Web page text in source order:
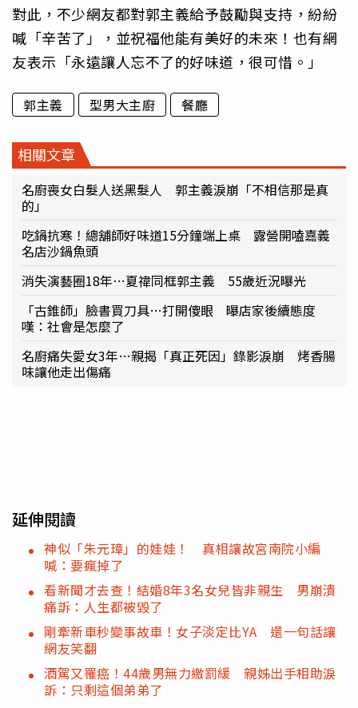
對此，不少網友都對郭主義給予鼓勵與支持，紛紛
喊「辛苦了」，並祝福他能有美好的未來！也有網
友表示「永遠讓人忘不了的好味道，很可惜。」
郭主義 型男大主廚 餐廳
相關文章
名廚喪女白髮人送黑髮人 郭主義淚崩「不相信那是真
的」
吃鍋抗寒！總舖師好味道15分鐘端上桌 露營開嗑嘉義
名店沙鍋魚頭
消失演藝圈18年⋯夏禕同框郭主義 55歲近況曝光
「古錐師」臉書買刀具…打開傻眼 曝店家後續態度
嘆：社會是怎麼了
名廚痛失愛女3年…親揭「真正死因」錄影淚崩 烤香腸
味讓他走出傷痛
延伸閱讀
神似「朱元璋」的娃娃！ 真相讓故宮南院小編
喊：要瘋掉了
看新聞才去查！結婚8年3名女兒皆非親生 男崩潰
痛訴：人生都被毀了
剛牽新車秒變事故車！女子淡定比YA 還一句話讓
網友笑翻
酒駕又罹癌！44歲男無力繳罰緩 親姊出手相助淚
訴：只剩這個弟弟了